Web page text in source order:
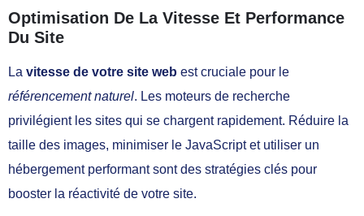
Optimisation De La Vitesse Et Performance
Du Site
La vitesse de votre site web est cruciale pour le
référencement naturel. Les moteurs de recherche
privilégient les sites qui se chargent rapidement. Réduire la
taille des images, minimiser le JavaScript et utiliser un
hébergement performant sont des stratégies clés pour
booster la réactivité de votre site.